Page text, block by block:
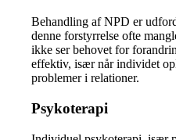
Behandling af NPD er
denne forstyrrelse ofte
ikke ser behovet for
effektiv, især når individet
problemer i relationer.
Psykoterapi